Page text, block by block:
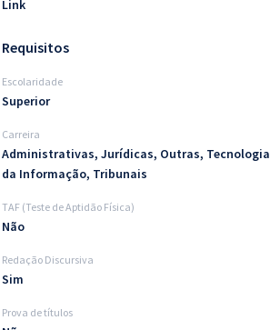
Link
Requisitos
Escolaridade
Superior
Carreira
Administrativas, Jurídicas, Outras, Tecnologia
da Informação, Tribunais
TAF (Teste de Aptidão Física)
Não
Redação Discursiva
Sim
Prova de títulos